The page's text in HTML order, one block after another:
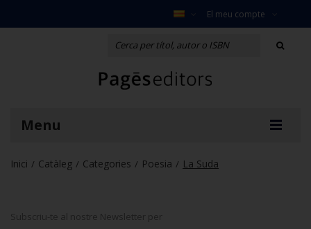
El meu compte
Menu
Inici / Catàleg / Categories / Poesia / La Suda
Subscriu-te al nostre Newsletter per